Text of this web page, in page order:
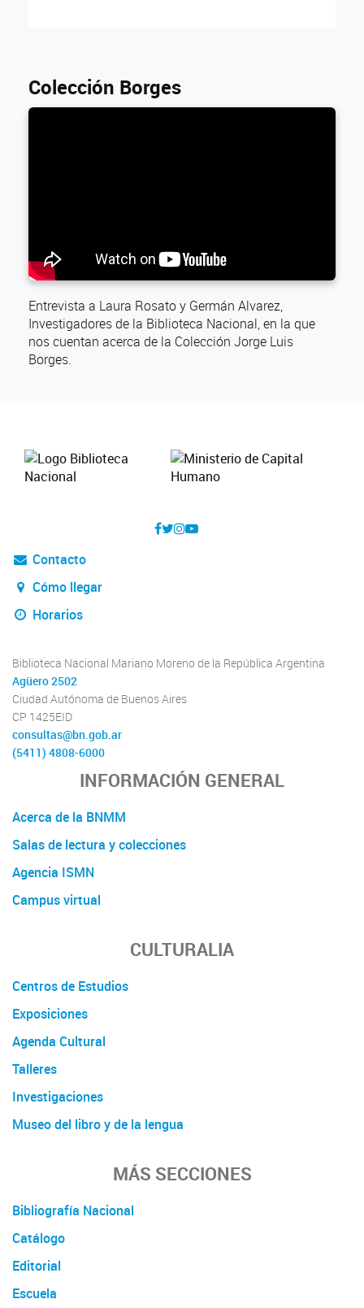
Colección Borges
Entrevista a Laura Rosato y Germán Alvarez,
Investigadores de la Biblioteca Nacional, en la que
nos cuentan acerca de la Colección Jorge Luis
Borges.
Contacto
Cómo llegar
Horarios
Biblioteca Nacional Mariano Moreno de la República Argentina
Agüero 2502
Ciudad Autónoma de Buenos Aires
CP 1425EID
consultas@bn.gob.ar
(5411) 4808-6000
INFORMACIÓN GENERAL
Acerca de la BNMM
Salas de lectura y colecciones
Agencia ISMN
Campus virtual
CULTURALIA
Centros de Estudios
Exposiciones
Agenda Cultural
Talleres
Investigaciones
Museo del libro y de la lengua
MÁS SECCIONES
Bibliografía Nacional
Catálogo
Editorial
Escuela